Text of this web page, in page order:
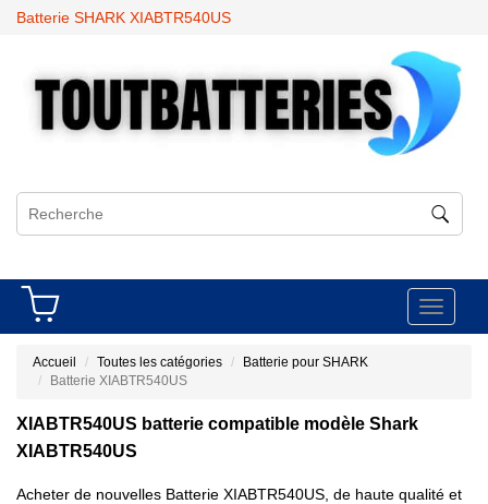
Batterie SHARK XIABTR540US
Toggle
Accueil Toutes les catégories
Batterie pour SHARK
Batterie XIABTR540US
XIABTR540US batterie compatible modèle Shark
XIABTR540US
Acheter de nouvelles Batterie XIABTR540US, de haute qualité et